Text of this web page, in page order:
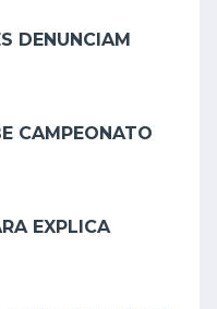
DENUNCIAM
CAMPEONATO
EXPLICA